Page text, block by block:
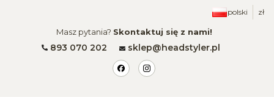
polski zł
Masz pytania? Skontaktuj się z nami!
893 070 202 sklep@headstyler.pl